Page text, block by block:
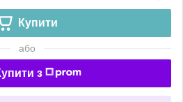
Купити
або
з